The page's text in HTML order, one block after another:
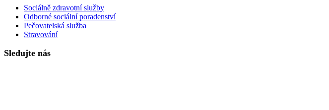
Sociálně zdravotní služby
Odborné sociální poradenství
Pečovatelská služba
Stravování
Sledujte nás